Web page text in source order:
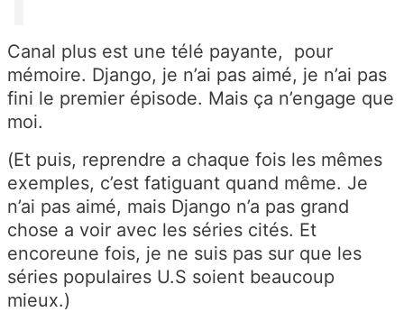
Canal plus est une télé payante, pour
mémoire. Django, je n’ai pas aimé, je n’ai pas
fini le premier épisode. Mais ça n’engage que
moi.
(Et puis, reprendre a chaque fois les mêmes
exemples, c’est fatiguant quand même. Je
n’ai pas aimé, mais Django n’a pas grand
chose a voir avec les séries cités. Et
encoreune fois, je ne suis pas sur que les
séries populaires U.S soient beaucoup
mieux.)